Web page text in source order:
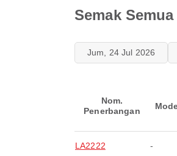
Semak
Jum, 24 Jul 2026
Nom.
Penerbangan
LA2222 -